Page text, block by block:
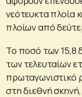
νεότευκτα πλοία
πλοίων από
Το ποσό των 15,8
των τελευταίων
πρωταγωνιστικό
στη διεθνή